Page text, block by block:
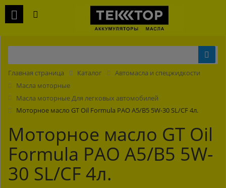
Главная страница Каталог
Автомасла и спецжидкости
Масла моторные
Масла моторные Для легковых автомобилей
Моторное масло GT Oil Formula PAO A5/B5 5W-30 SL/CF 4л.
Моторное масло GT Oil
Formula PAO A5/B5 5W-
30 SL/CF 4л.